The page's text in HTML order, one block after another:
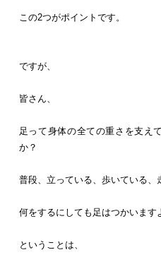
この2つがポイントです。
ですが、
皆さん、
足って身体の全ての重さを支え
か？
普段、立っている、歩いている、
何をするにしても足はつかいます
ということは、